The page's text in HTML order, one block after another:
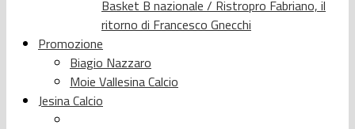
Basket B nazionale / Ristropro Fabriano, il
ritorno di Francesco Gnecchi
Promozione
Biagio Nazzaro
Moie Vallesina Calcio
Jesina Calcio